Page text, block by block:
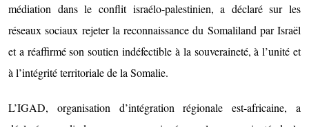
médiation dans le conflit israélo-palestinien, a déclaré sur les
réseaux sociaux rejeter la reconnaissance du Somaliland par Israël
et a réaffirmé son soutien indéfectible à la souveraineté, à l’unité et
à l’intégrité territoriale de la Somalie.
L’IGAD, organisation d’intégration régionale est-africaine, a